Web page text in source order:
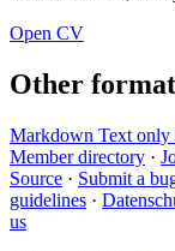
Open CV
Other
Markdown Text only
Member directory ·
Source · Submit a
guidelines ·
us